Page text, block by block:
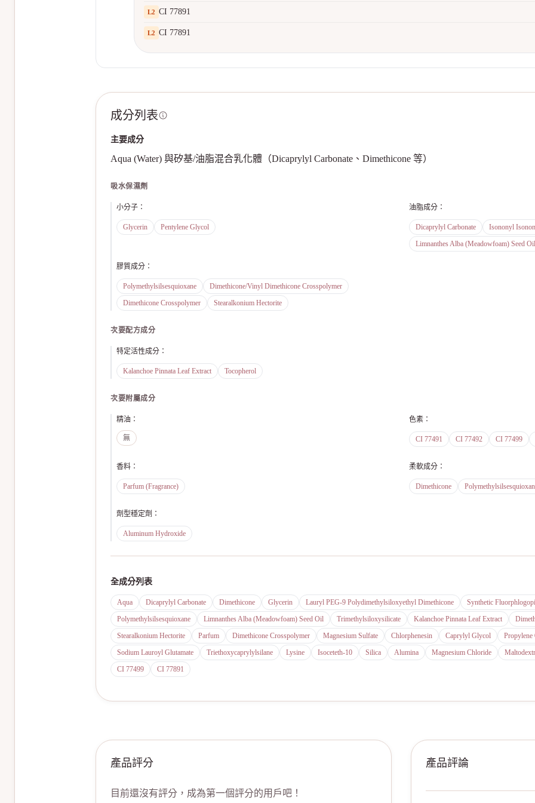
L2 CI 77891
L2 CI 77891
成分列表
主要成分
Aqua (Water) 與矽基/油脂混合乳化體（Dicaprylyl Carbonate、Dimethicone 等）
吸水保濕劑
小分子 ：
Glycerin Pentylene Glycol
油脂成分 ：
Dicaprylyl Carbonate
Isononyl
Limnanthes Alba (Meadowfoam) Seed Oil
膠質成分 ：
Polymethylsilsesquioxane
Dimethicone/Vinyl Dimethicone Crosspolymer
Dimethicone Crosspolymer
Stearalkonium Hectorite
次要配方成分
特定活性成分 ：
Kalanchoe Pinnata Leaf Extract Tocopherol
次要附屬成分
精油 ：
無
色素 ：
CI 77491 CI 77492 CI 77499
香料 ：
Parfum (Fragrance)
柔軟成分 ：
Dimethicone
劑型穩定劑 ：
Aluminum Hydroxide
全成分列表
Aqua Dicaprylyl Carbonate Dimethicone Glycerin Lauryl PEG-9 Polydimethylsiloxyethyl Dimethicone Synthetic
Polymethylsilsesquioxane
Limnanthes Alba (Meadowfoam) Seed Oil Trimethylsiloxysilicate Kalanchoe Pinnata Leaf Extract
Stearalkonium Hectorite
Parfum Dimethicone Crosspolymer Magnesium Sulfate Chlorphenesin Caprylyl Glycol Propylene
Sodium Lauroyl Glutamate
Triethoxycaprylylsilane Lysine Isoceteth-10 Silica Alumina Magnesium Chloride
CI 77499
CI 77891
產品評分
目前還沒有評分，成為第一個評分的用戶吧！
產品評論